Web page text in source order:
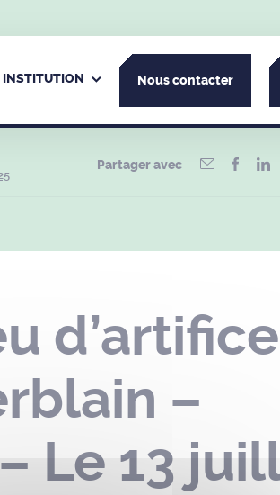
INSTITUTION Nous contacter
Partager avec
–
Le 13